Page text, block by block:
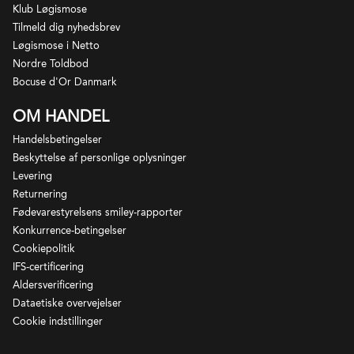
Giorgio Rivettis nærmest magiske trylleri først med
Moscato, siden med Barbera og nu også med
Nebbiolo og Sangiovese har taget verden med
storm.
Klub Løgismose
Tilmeld dig nyhedsbrev
Løgismose i Netto
Nordre Toldbod
Bocuse d'Or Danmark
OM HANDEL
Handelsbetingelser
Beskyttelse af personlige oplysninger
Levering
Returnering
Fødevarestyrelsens smiley-rapporter
Konkurrence-betingelser
Cookiepolitik
IFS-certificering
Aldersverificering
Dataetiske overvejelser
Cookie indstillinger